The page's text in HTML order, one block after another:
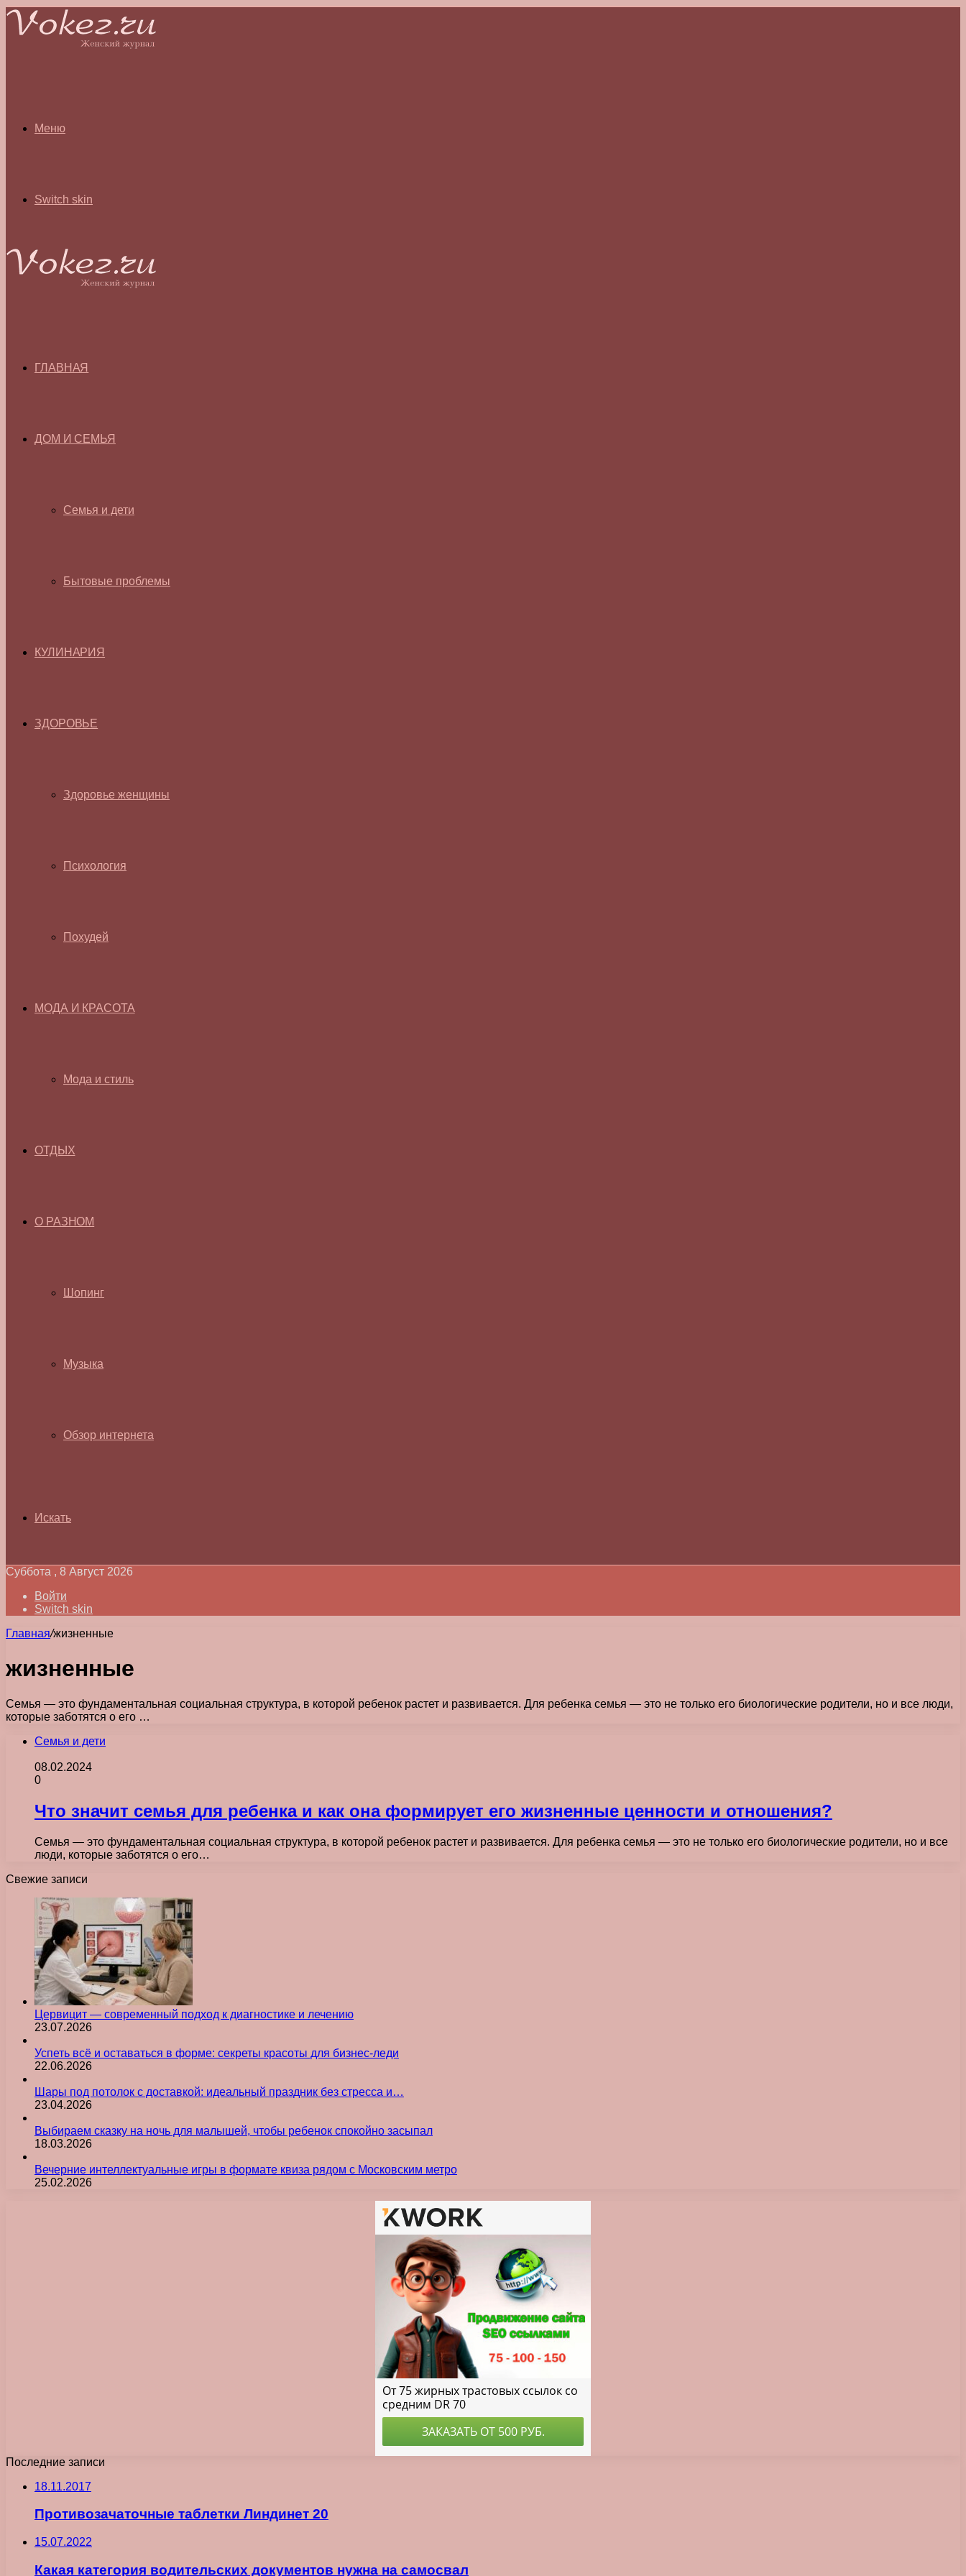
Меню
Switch skin
ГЛАВНАЯ
ДОМ И СЕМЬЯ
Семья и дети
Бытовые проблемы
КУЛИНАРИЯ
ЗДОРОВЬЕ
Здоровье женщины
Психология
Похудей
МОДА И КРАСОТА
Мода и стиль
ОТДЫХ
О РАЗНОМ
Шопинг
Музыка
Обзор интернета
Искать
Суббота , 8 Август 2026
Войти
Switch skin
Главная/жизненные
жизненные
Семья — это фундаментальная социальная структура, в которой ребенок растет и развивается. Для ребенка семья — это не только его биологические родители, но и все люди,
которые заботятся о его …
Семья и дети
08.02.2024
0
Что значит семья для ребенка и как она формирует его жизненные ценности и отношения?
Семья — это фундаментальная социальная структура, в которой ребенок растет и развивается. Для ребенка семья — это не только его биологические родители, но и все
люди, которые заботятся о его…
Свежие записи
Цервицит — современный подход к диагностике и лечению
23.07.2026
Успеть всё и оставаться в форме: секреты красоты для бизнес-леди
22.06.2026
Шары под потолок с доставкой: идеальный праздник без стресса и…
23.04.2026
Выбираем сказку на ночь для малышей, чтобы ребенок спокойно засыпал
18.03.2026
Вечерние интеллектуальные игры в формате квиза рядом с Московским метро
25.02.2026
Последние записи
18.11.2017
Противозачаточные таблетки Линдинет 20
15.07.2022
Какая категория водительских документов нужна на самосвал